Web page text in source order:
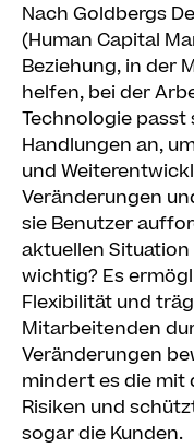
Nach Goldbergs
(Human Capital
Beziehung, in der
helfen, bei der
Technologie
Handlungen an,
und
Veränderungen
sie Benutzer
aktuellen Situation
wichtig? Es
Flexibilität und
Mitarbeitenden
Veränderungen
mindert es die mit
Risiken und
sogar die Kunden.